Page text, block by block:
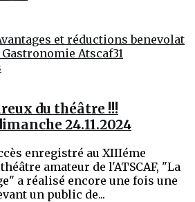
et réductionsbenevolat
Gastronomie Atscaf31
du théâtre !!!
24.11.2024
enregistré au XIIIéme
amateur de l'ATSCAF, "La
a réalisé encore une fois une
un public de...